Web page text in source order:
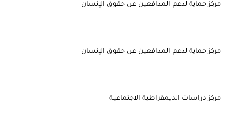
مركز حماية لدعم المدافعين عن حقوق الإنسان
مركز حماية لدعم المدافعين عن حقوق الإنسان
مركز دراسات الديمقراطية الاجتماعية